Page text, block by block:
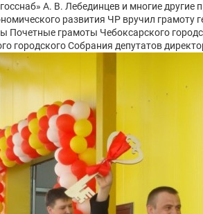
А. В. Лебединцев и многие другие
развития ЧР вручил
Почетные грамоты Чебоксарского
городского Собрания депутатов